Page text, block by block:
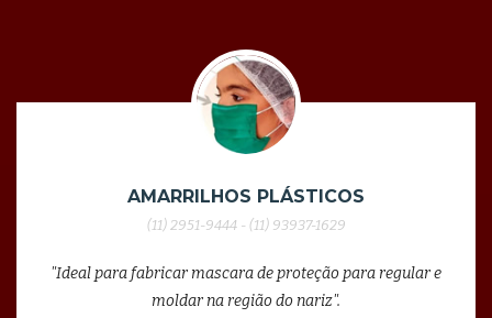
AMARRILHOS PLÁSTICOS
(11) 2951-9444 - (11) 93937-1629
"Ideal para fabricar mascara de proteção para regular e
moldar na região do nariz".